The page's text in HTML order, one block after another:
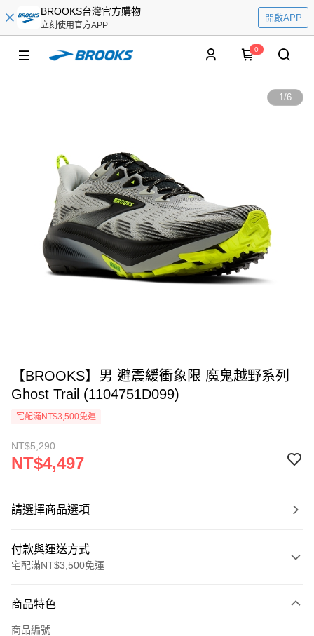
BROOKS台灣官方購物
立刻使用官方APP
開啟APP
0
1/6
【BROOKS】男 避震緩衝象限 魔鬼越野系列
Ghost Trail (1104751D099)
宅配滿NT$3,500免運
NT$5,290
NT$4,497
請選擇商品選項
付款與運送方式
宅配滿NT$3,500免運
信用卡一次付款
商品特色
商品編號